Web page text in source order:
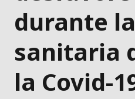
durante
sanitaria
la Covid-